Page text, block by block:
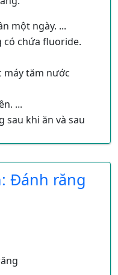
nên mặc quần
vào người, không
ô nhiễm, không
dài…
tay sạch sẽ:
đi ra ngoài và
rửa tay trước khi
tay thường
một ngày. ...
có chứa fluoride.
máy tăm nước
...
sau khi ăn và sau
răng, súc
Đánh răng